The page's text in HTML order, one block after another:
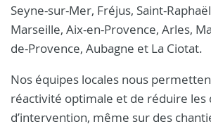
Seyne-sur-Mer, Fréjus, Saint-
Marseille, Aix-en-Provence, Arles,
de-Provence, Aubagne et La Ciotat.
Nos équipes locales nous
réactivité optimale et de réduire les
d’intervention, même sur des